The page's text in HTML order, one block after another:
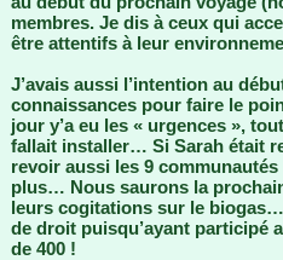
membres. Je dis à ceux qui
être attentifs à leur
J’avais aussi l’intention au
connaissances pour faire le
jour y’a eu les « urgences »,
fallait installer… Si Sarah était
revoir aussi les 9
plus… Nous saurons la
leurs cogitations sur le
de droit puisqu’ayant participé
de 400 !